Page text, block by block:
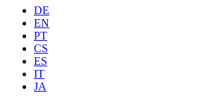
DE
EN
PT
CS
ES
IT
JA